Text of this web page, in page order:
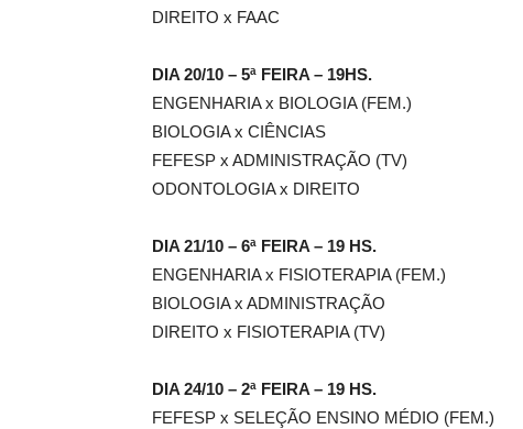
DIREITO x FAAC
DIA 20/10 – 5ª FEIRA – 19HS.
ENGENHARIA x BIOLOGIA (FEM.)
BIOLOGIA x CIÊNCIAS
FEFESP x ADMINISTRAÇÃO (TV)
ODONTOLOGIA x DIREITO
DIA 21/10 – 6ª FEIRA – 19 HS.
ENGENHARIA x FISIOTERAPIA (FEM.)
BIOLOGIA x ADMINISTRAÇÃO
DIREITO x FISIOTERAPIA (TV)
DIA 24/10 – 2ª FEIRA – 19 HS.
FEFESP x SELEÇÃO ENSINO MÉDIO (FEM.)